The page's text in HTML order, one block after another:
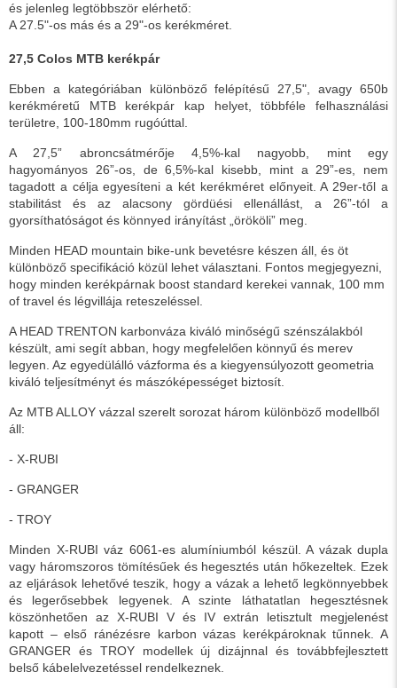
és jelenleg legtöbbször elérhető:
A 27.5"-os más és a 29"-os kerékméret.
27,5 Colos MTB kerékpár
Ebben a kategóriában különböző felépítésű 27,5", avagy 650b
kerékméretű MTB kerékpár kap helyet, többféle felhasználási
területre, 100-180mm rugóúttal.
A 27,5” abroncsátmérője 4,5%-kal nagyobb, mint egy
hagyományos 26”-os, de 6,5%-kal kisebb, mint a 29”-es, nem
tagadott a célja egyesíteni a két kerékméret előnyeit. A 29er-től a
stabilitást és az alacsony gördüési ellenállást, a 26”-tól a
gyorsíthatóságot és könnyed irányítást „örököli” meg.
Minden HEAD mountain bike-unk bevetésre készen áll, és öt
különböző specifikáció közül lehet választani. Fontos megjegyezni,
hogy minden kerékpárnak boost standard kerekei vannak, 100 mm
of travel és légvillája reteszeléssel.
A HEAD TRENTON karbonváza kiváló minőségű szénszálakból
készült, ami segít abban, hogy megfelelően könnyű és merev
legyen. Az egyedülálló vázforma és a kiegyensúlyozott geometria
kiváló teljesítményt és mászóképességet biztosít.
Az MTB ALLOY vázzal szerelt sorozat három különböző modellből
áll:
- X-RUBI
- GRANGER
- TROY
Minden X-RUBI váz 6061-es alumíniumból készül. A vázak dupla
vagy háromszoros tömítésűek és hegesztés után hőkezeltek. Ezek
az eljárások lehetővé teszik, hogy a vázak a lehető legkönnyebbek
és legerősebbek legyenek. A szinte láthatatlan hegesztésnek
köszönhetően az X-RUBI V és IV extrán letisztult megjelenést
kapott – első ránézésre karbon vázas kerékpároknak tűnnek. A
GRANGER és TROY modellek új dizájnnal és továbbfejlesztett
belső kábelelvezetéssel rendelkeznek.